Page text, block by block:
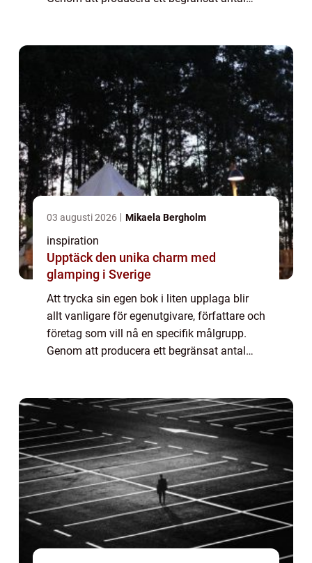
03 augusti 2026 Mikaela Bergholm
inspiration
Upptäck den unika charm med
glamping i Sverige
Att trycka sin egen bok i liten upplaga blir
allt vanligare för egenutgivare, författare och
företag som vill nå en specifik målgrupp.
Genom att producera ett begränsat antal